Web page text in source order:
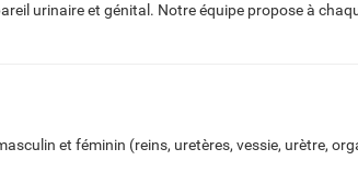
urinaire et génital. Notre équipe propose à
et féminin (reins, uretères, vessie, urètre,